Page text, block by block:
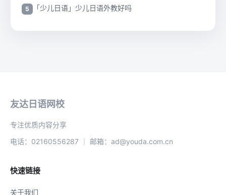
「少儿日语」少儿日语外教好吗
友达日语网校
专注优质内容分享
电话：02160556287 ｜ 邮箱：ad@youda.com.cn
快速链接
关于我们